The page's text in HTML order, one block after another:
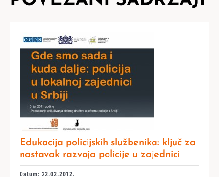
Edukacija policijskih službenika: ključ za
nastavak razvoja policije u zajednici
Datum: 22.02.2012.